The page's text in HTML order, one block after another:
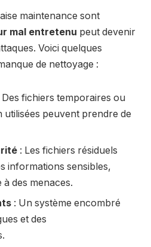
maintenance sont
mal entretenu peut devenir
Voici quelques
de nettoyage :
Des fichiers temporaires ou
utilisées peuvent prendre de
: Les fichiers résiduels
informations sensibles,
des menaces.
: Un système encombré
et des